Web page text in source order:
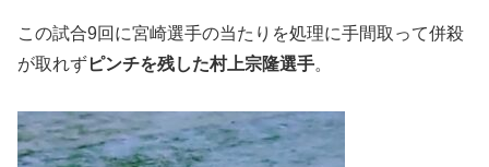
この試合9回に宮崎選手の当たりを処理に手間取って併殺
が取れずピンチを残した村上宗隆選手。